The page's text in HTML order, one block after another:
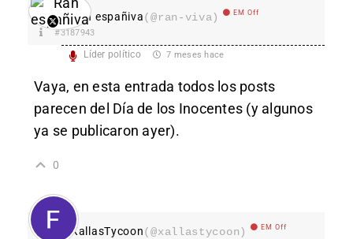
Ran españiva(@ran-viva) EM Off
#3187943
Líder político 7 meses hace
Vaya, en esta entrada todos los posts
parecen del Día de los Inocentes (y algunos
ya se publicaron ayer).
0
XallasTycoon(@xallastycoon) EM Off